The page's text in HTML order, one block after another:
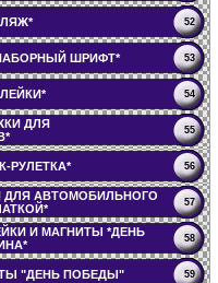
52
ШРИФТ* 53
54
ДЛЯ
55
РУЛЕТКА* 56
ДЛЯ АВТОМОБИЛЬНОГО
57
И МАГНИТЫ *ДЕНЬ
58
"ДЕНЬ ПОБЕДЫ" 59